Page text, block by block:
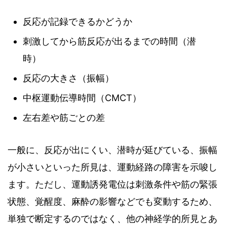
反応が記録できるかどうか
刺激してから筋反応が出るまでの時間（潜
時）
反応の大きさ（振幅）
中枢運動伝導時間（CMCT）
左右差や筋ごとの差
一般に、反応が出にくい、潜時が延びている、振幅
が小さいといった所見は、運動経路の障害を示唆し
ます。ただし、運動誘発電位は刺激条件や筋の緊張
状態、覚醒度、麻酔の影響などでも変動するため、
単独で断定するのではなく、他の神経学的所見とあ